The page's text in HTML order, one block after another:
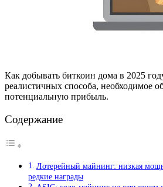
Как добывать биткоин дома в 2025
реалистичных способа, необходимое
потенциальную прибыль.
Содержание
Лотерейный майнинг: низкая
редкие награды